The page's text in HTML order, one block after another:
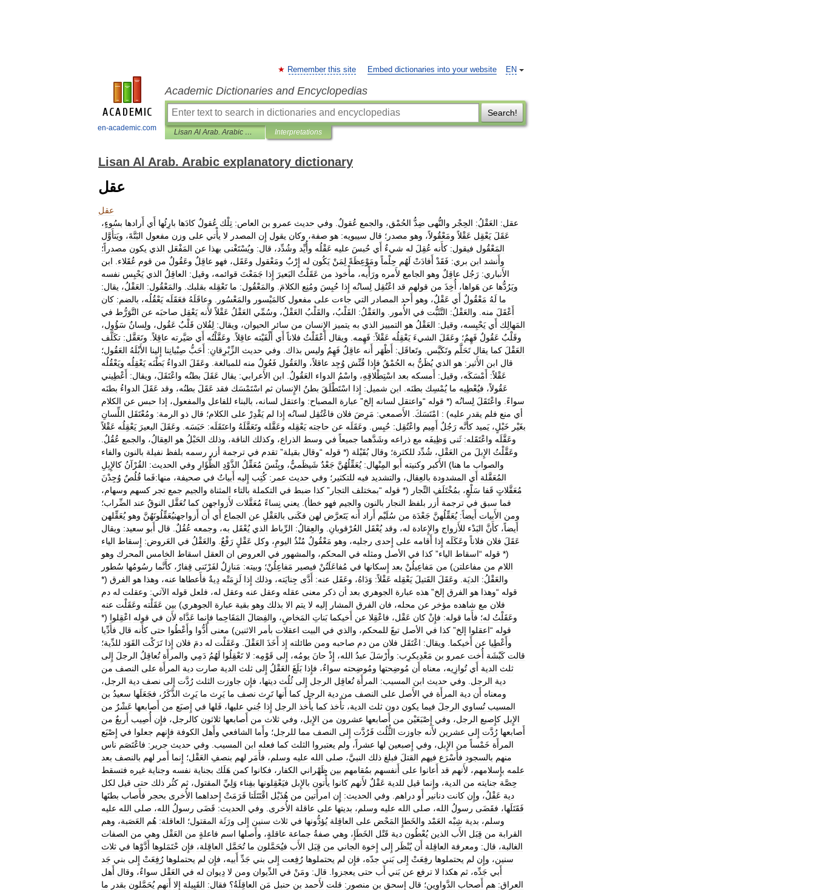
en-academic.com
EN
Remember this site Embed dictionaries into your website
Academic Dictionaries and Encyclopedias
Search!
Lisan Al Arab. Arabic explanatory dictionary Interpretations
Lisan Al Arab. Arabic explanatory dictionary
عقل
عقل
عقل: العَقْلُ: الحِجْر والنُّهى ضِدُّ الحُمْق، والجمع عُقولٌ وفي حديث عمرو بن العاص: تِلْك عُقولٌ كادَها بارِئُها أَي أَرادها بسُوءٍ،
عَقَلَ يَعْقِل عَقْلاً ومَعْقُولاً، وهو مصدر؛ قال سيبويه: هو صفة، وكان يقول إِن المصدر لا يأْتي على وزن مفعول البَتَّةَ، ويَتأَوَّل
المَعْقُول فيقول: كأَنه عُقِلَ له شيءٌ أَي حُبسَ عليه عَقْلُه وأُيِّد وشُدِّد، قال: ويُسْتَغْنى بهذا عن المَفْعَل الذي يكون مصدراً؛
وأَنشد ابن بري: فَقَدْ أَفادَتْ لَهُم حِلْماً ومَوْعِظَةً لِمَنْ يَكُون له إِرْبٌ ومَعْقول وعَقَل، فهو عاقِلٌ وعَقُولٌ من قوم عُقَلاء
ابن
الأَنباري: رَجُل عاقِلٌ وهو الجامع لأَمره ورَأْيه، مأْخوذ من عَقَلْتُ البَعيرَ إِذا جَمَعْتَ قوائمه، وقيل: العاقِلُ الذي يَحْبِس نفسه
ويَرُدُّها عن هَواها، أُخِذَ من قولهم قد اعْتُقِل لِسانُه إِذا حُبِسَ ومُنِع الكلامَ والمَعْقُول: ما تَعْقِله بقلبك والمَعْقُول: العَقْلُ، يقال:
ما لَهُ مَعْقُولٌ أَي عَقْلٌ، وهو أَحد المصادر التي جاءت على مفعول كالمَيْسور والمَعْسُور وعاقَلَهُ فعَقَلَه يَعْقُلُه، بالضم: كان
أَعْقَلَ منه والعَقْلُ: التَّثَبُّت في الأُمور والعَقْلُ: القَلْبُ، والقَلْبُ العَقْلُ، وسُمِّي العَقْلُ عَقْلاً لأَنه يَعْقِل صاحبَه عن التَّوَرُّط في
المَهالِك أَي يَحْبِسه، وقيل: العَقْلُ هو التمييز الذي به يتميز الإِنسان من سائر الحيوان، ويقال: لِفُلان قَلْبٌ عَقُول، ولِسانٌ سَؤُول،
وقَلْبٌ عَقُولٌ فَهِمٌ؛ وعَقَلَ الشيءَ يَعْقِلُه عَقْلاً: فَهِمه ويقال أَعْقَلْتُ فلاناً أَي أَلْفَيْته عاقِلاً. وعَقَّلْتُه أَي صَيَّرته عاقِلاً. وتَعَقَّل: تكَلَّف
العَقْلَ كما يقال تَحَلَّم وتَكَيَّس وتَعاقَل: أَظْهَر أَنه عاقِلٌ فَهِمٌ وليس بذاك وفي حديث الزِّبْرِقانِ: أَحَبُّ صِبْيانِنا إِلينا الأَبْلَهُ العَقُول؛
قال ابن الأَثير: هو الذي يُظَنُّ به الحُمْقُ فإِذا فُتِّش وُجِد عاقلاً، والعَقُول فَعُولٌ منه للمبالغة وعَقَلَ الدواءُ بَطْنَه يَعْقِلُه ويَعْقُلُه
عَقْلاً: أَمْسَكَه، وقيل: أَمسكه بعد اسْتِطْلاقِهِ، واسْمُ الدواء العَقُولُ ابن الأَعرابي: يقال عَقَلَ بطنُه واعْتَقَلَ، ويقال: أَعْطِيني
عَقُولاً، فيُعْطِيه ما يُمْسِك بطنَه ابن شميل: إِذا اسْتَطْلَقَ بطنُ الإِنسان ثم اسْتَمْسَك فقد عَقَلَ بطنُه، وقد عَقَلَ الدواءُ بطنَه
سواءً
واعْتَقَلَ لِسانُه (* قوله “واعتقل لسانه إلخ” عبارة المصباح: واعتقل لسانه، بالبناء للفاعل والمفعول، إذا حبس عن الكلام
أي منع فلم يقدر عليه)
: امْتَسَكَ الأَصمعي: مَرِضَ فلان فاعْتُقِل لسانُه إِذا لم يَقْدِرْ على الكلام؛ قال ذو الرمة: ومُعْتَقَل اللِّسانِ
بغَيْر خَبْلٍ، يَميد كأَنَّه رَجُلٌ أَمِيم واعْتُقِل: حُبِس وعَقَلَه عن حاجته يَعْقِله وعَقَّله وتَعَقَّلَهُ واعتَقَلَه: حَبَسَه وعَقَلَ البعيرَ يَعْقِلُه عَقْلاً
وعَقَّلَه واعْتَقَله: ثَنى وَظِيفَه مع ذراعه وشَدَّهما جميعاً في وسط الذراع، وكذلك الناقة، وذلك الحَبْلُ هو العِقالُ، والجمع عُقُلٌ
وعَقَّلْتُ الإِبلَ من العَقْل، شُدِّد للكثرة؛ وقال بُقَيْلة (* قوله “وقال بقيلة” تقدم في ترجمة أزر رسمه بلفظ نفيلة بالنون والفاء
والصواب ما هنا) الأَكبر وكنيته أَبو المِنْهال: يُعَقِّلُهُنَّ جَعْدٌ شَيظَميٌّ، وبِئْسَ مُعَقِّلُ الذَّوْدِ الظُّؤَارِ وفي الحديث: القُرْآنُ كالإِبِلِ
المُعَقَّلة أَي المشدودة بالعِقال، والتشديد فيه للتكثير؛ وفي حديث عمر: كُتِب إِليه أَبياتٌ في صحيفة، منها:فَما قُلُصٌ وُجِدْنَ
مُعَقَّلاتٍ قَفا سَلْعٍ، بمُخْتَلَفِ التِّجار (* قوله “بمختلف التجار ” كذا ضبط في التكملة بالتاء المثناة والجيم جمع تجر كسهم وسهام،
فما سبق في ترجمة أزر بلفظ النجار بالنون والجيم فهو خطأ). يعني نِساءً مُعَقَّلات لأَزواجهن كما تُعَقَّل النوقُ عند الضِّراب؛
ومن الأَبيات أَيضاً: يُعَقِّلُهنَّ جَعْدَة من سُلَيْم أَراد أَنه يَتَعرَّض لهن فكَنى بالعَقْلِ عن الجماع أَي أَن أَزواجهنيُعَقِّلُونَهُنَّ وهو يُعَقِّلهن
أَيضاً، كأَنَّ البَدْء للأَزواج والإِعادة له، وقد يُعْقَل العُرْقوبانِ والعِقالُ: الرِّباط الذي يُعْقَل به، وجمعه عُقُلٌ قال أَبو سعيد: ويقال
عَقَلَ فلان فلاناً وعَكَلَه إِذا أَقامه على إِحدى رجليه، وهو مَعْقُولٌ مُنْذُ اليومِ، وكل عَقْلٍ رَفْعٌ والعَقْلُ في العَروض: إِسقاط الياء
(* قوله “اسقاط الياء” كذا في الأصل ومثله في المحكم، والمشهور في العروض ان العقل اسقاط الخامس المحرك وهو
اللام من مفاعلتن) من مَفاعِيلُنْ بعد إِسكانها في مُفاعَلَتُنْ فيصير مَفاعِلُنْ؛ وبيته: مَنازِلٌ لفَرْتَنى قِفارٌ، كأَنَّما رسُومُها سُطور
والعَقْلُ: الديَة وعَقَلَ القَتيلَ يَعْقِله عَقْلاً: وَدَاهُ، وعَقَل عنه: أَدَّى جِنايَته، وذلك إِذا لَزِمَتْه دِيةٌ فأَعطاها عنه، وهذا هو الفرق (*
قوله “وهذا هو الفرق إلخ” هذه عبارة الجوهري بعد أن ذكر معنى عقله وعقل عنه وعقل له، فلعل قوله الآتي: وعقلت له دم
فلان مع شاهده مؤخر عن محله، فان الفرق المشار إليه لا يتم الا بذلك وهو بقية عبارة الجوهري) بين عَقَلْته وعَقَلْت عنه
وعَقَلْتُ له؛ فأَما قوله: فإِنْ كان عَقْل، فاعْقِلا عن أَخيكما بَناتِ المَخاضِ، والفِصَالَ المَقَاحِما فإِنما عَدَّاه لأَن في قوله اعْقِلوا (*
قوله “اعقلوا إلخ” كذا في الأصل تبعً للمحكم، والذي في البيت اعقلات بأمر الاثنين) معنى أَدُّوا وأَعْطُوا حتى كأَنه قال فأَدِّيا
وأَعْطِيا عن أَخيكما ويقال: اعْتَقَل فلان من دم صاحبه ومن طائلته إِذ أَخَذَ العَقْلَ وعَقَلْت له دمَ فلان إِذا تَرَكْت القَوَد للدِّية؛
قالت كَبْشَة أُخت عمرو بن مَعْدِيكرِب: وأَرْسَلَ عبدُ الله، إِذْ حانَ يومُه، إِلى قَوْمِه: لا تَعْقِلُوا لَهُمُ دَمِي والمرأَة تُعاقِلُ الرجلَ إِلى
ثلث الدية أَي تُوازِيه، معناه أَن مُوضِحتها ومُوضِحته سواءٌ، فإِذا بَلَغَ العَقْلُ إِلى ثلث الدية صارت دية المرأَة على النصف من
دية الرجل وفي حديث ابن المسيب: المرأَة تُعاقِل الرجل إِلى ثُلُث ديتها، فإِن جاوزت الثلث رُدَّت إِلى نصف دية الرجل،
ومعناه أَن دية المرأَة في الأَصل على النصف من دية الرجل كما أَنها تَرِث نصف ما يَرِث ما يَرِث الذَّكَرُ، فجَعَلَها سعيدُ بن
المسيب تُساوي الرجلَ فيما يكون دون ثلث الدية، تأْخذ كما يأْخذ الرجل إِذا جُني عليها، فَلها في إِصبَع من أَصابعها عَشْرٌ من
الإِبل كإِصبع الرجل، وفي إِصْبَعَيْن من أَصابعها عشرون من الإِبل، وفي ثلاث من أَصابعها ثلاثون كالرجل، فإِن أُصِيب أَربعٌ من
أَصابعها رُدَّت إِلى عشرين لأَنه جاوزت الثُّلُث فَرُدَّت إِلى النصف مما للرجل؛ وأَما الشافعي وأَهل الكوفة فإِنهم جعلوا في إِصْبَع
المرأَة خَمْساً من الإِبل، وفي إِصبعين لها عشراً، ولم يعتبروا الثلث كما فعله ابن المسيب وفي حديث جرير: فاعْتَصَم ناس
منهم بالسجود فأَسْرَع فيهم القتلَ فبلغ ذلك النبيَّ، صلى الله عليه وسلم، فأَمَر لهم بنصفِ العَقْل؛ إِنما أَمر لهم بالنصف بعد
علمه بإِسلامهم، لأَنهم قد أَعانوا على أَنفسهم بمُقامهم بين ظَهْراني الكفار، فكانوا كمن هَلَك بجناية نفسه وجناية غيره فتسقط
حِصَّة جنايته من الدية، وإِنما قيل للدية عَقْلٌ لأَنهم كانوا يأْتون بالإِبل فيَعْقِلونها بفِناء وَلِيِّ المقتول، ثم كثُر ذلك حتى قيل لكل
دية عَقْلٌ، وإِن كانت دنانير أَو دراهم وفي الحديث: إِن امرأَتين من هُذَيْل اقْتَتَلَتا فَرَمَتْ إِحداهما الأُخرى بحجر فأَصاب بطنَها
فَقَتَلَها، فقَضَى رسولُ الله، صلى الله عليه وسلم، بديتها على عاقلة الأُخرى وفي الحديث: قَضَى رسولُ الله، صلى الله عليه
وسلم، بدية شِبْه العَمْد والخَطإِ المَحْض على العاقِلة يُؤدُّونها في ثلاث سنين إِلى ورَثَة المقتول؛ العاقلة: هُم العَصَبة، وهم
القرابة من قِبَل الأَب الذين يُعْطُون دية قَتْل الخَطَإِ، وهي صفةُ جماعة عاقلةٍ، وأَصلها اسم فاعلةٍ من العَقْل وهي من الصفات
الغالبة، قال: ومعرفة العاقِلة أَن يُنْظَر إِلى إِخوة الجاني من قِبَل الأَب فيُحَمَّلون ما تُحَمَّل العاقِلة، فإِن حْتَمَلوها أَدَّوْها في ثلاث
سنين، وإِن لم يحتملوها رفِعَتْ إِلى بَني جدّه، فإِن لم يحتملوها رُفِعت إِلى بني جَدِّ أَبيه، فإِن لم يحتملوها رُفِعَتْ إِلى بني جَد
أَبي جَدِّه، ثم هكذا لا ترفع عن بَني أَب حتى يعجزوا قال: ومَنْ في الدِّيوان ومن لا دِيوان له في العَقْل سواءٌ، وقال أَهل
العراق: هم أَصحاب الدَّواوِين؛ قال إِسحق بن منصور: قلت لأَحمد بن حنبل مَنِ العاقِلَةُ؟ فقال: القَبِيلة إِلا أَنهم يُحَمَّلون بقدر ما